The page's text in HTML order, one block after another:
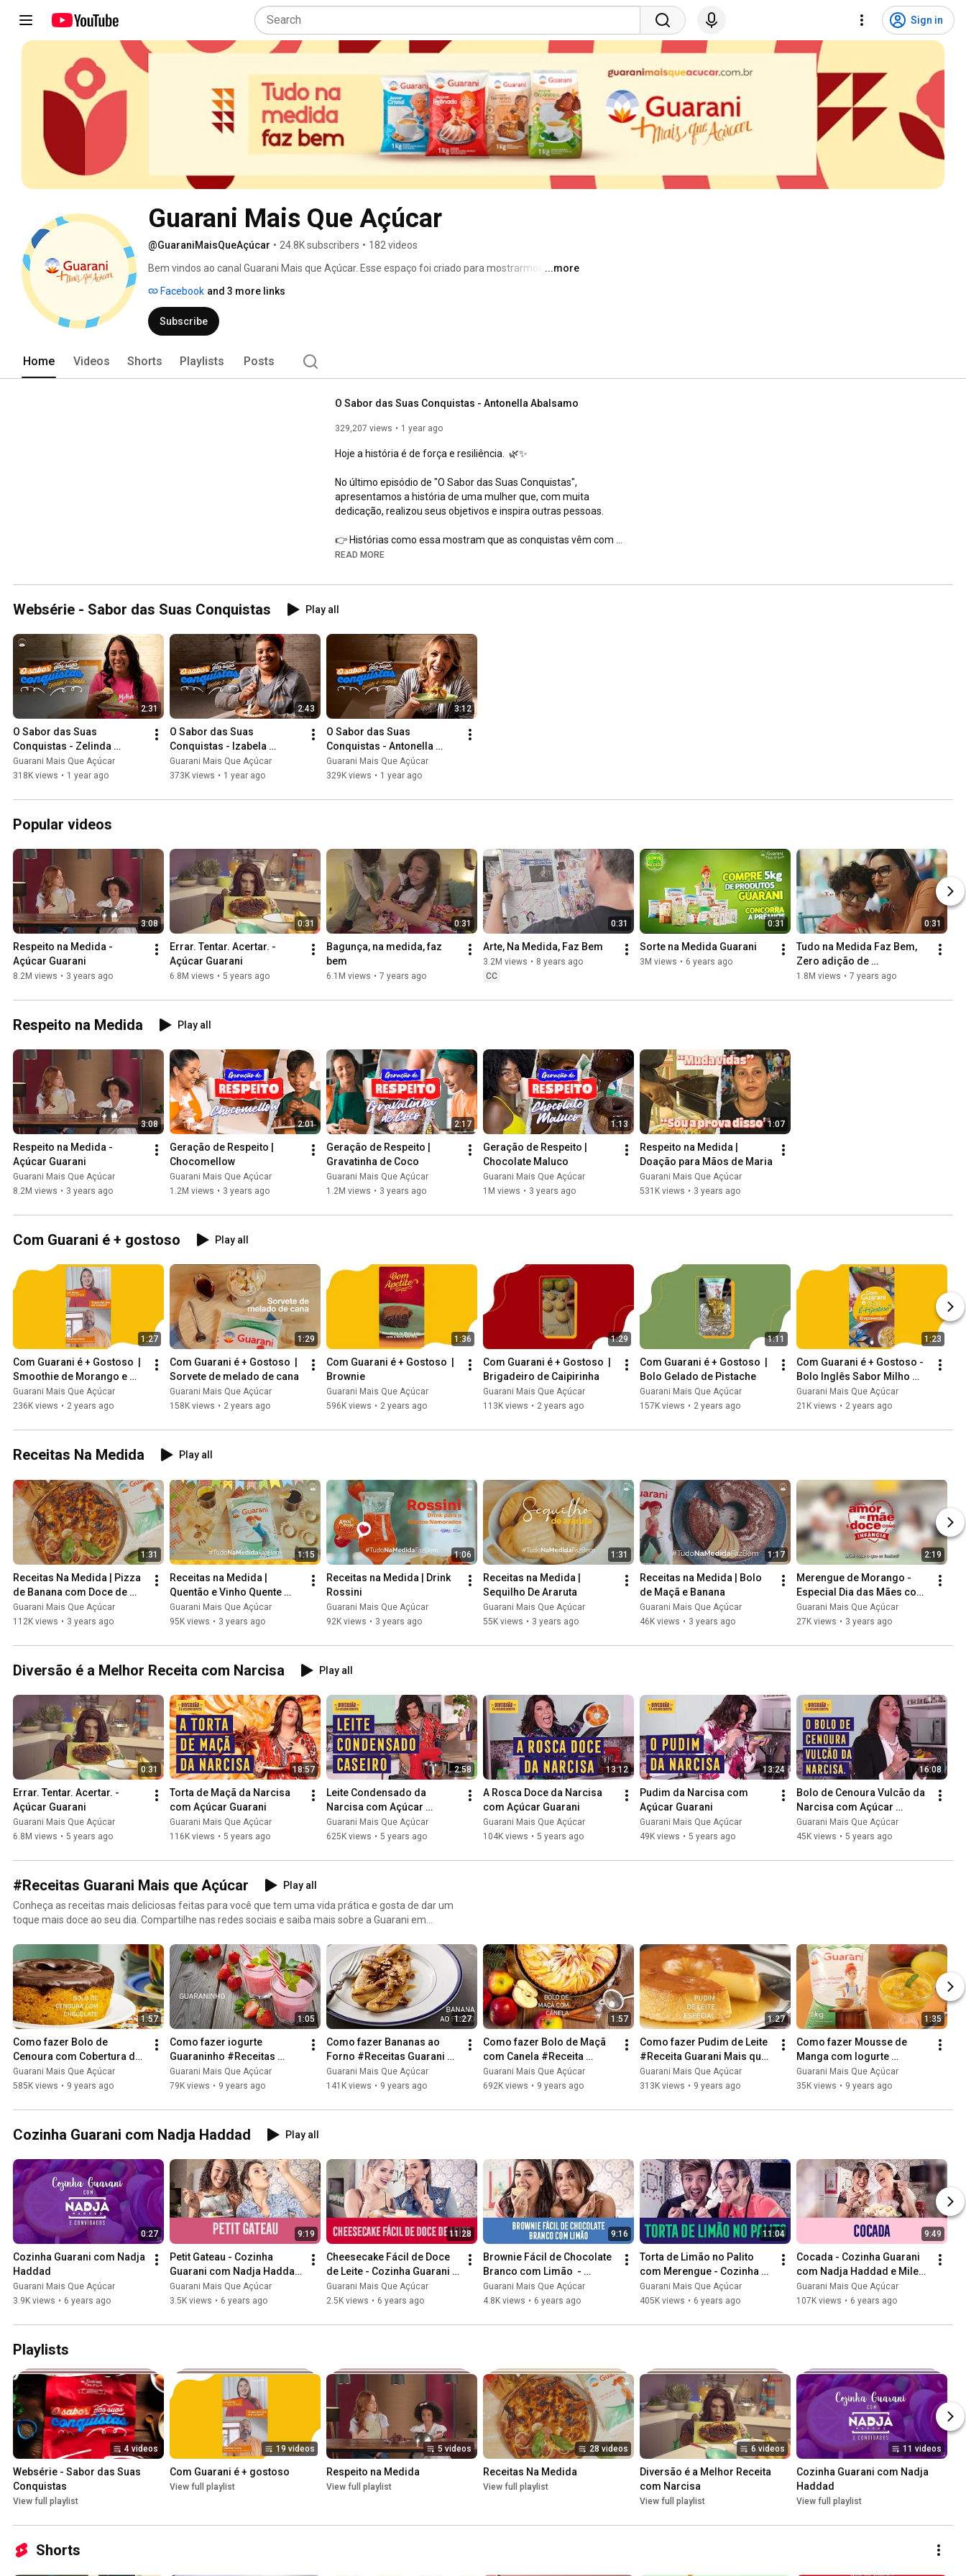
Sign in
Guarani Mais Que Açúcar
@GuaraniMaisQueAçúcar • 24.8K subscribers • 182 videos
Bem vindos ao canal Guarani Mais que Açúcar. Esse espaço foi criado para mostrarmos tudo
Experimente também os seguintes canais:
...more
Facebook and 3 more links
Subscribe
Home Videos Shorts Playlists Posts
O Sabor das Suas Conquistas - Antonella Abalsamo
329,207 views 1 year ago
Hoje a história é de força e resiliência.  🌿✨
No último episódio de "O Sabor das Suas Conquistas",
apresentamos a história de uma mulher que, com muita
dedicação, realizou seus objetivos e inspira outras pessoas.
👉 Histórias como essa mostram que as conquistas vêm com
trabalho, coragem e coração. ❤️
🔔 Inscreva-se no canal e ative o sininho para não perder os
READ MORE
Websérie - Sabor das Suas Conquistas Play all
2:31
O Sabor das Suas
Conquistas - Zelinda
Rodrigues
Guarani Mais Que Açúcar
318K views • 1 year ago
2:43
O Sabor das Suas
Conquistas - Izabela
Rodrigues
Guarani Mais Que Açúcar
373K views • 1 year ago
3:12
O Sabor das Suas
Conquistas - Antonella
Abalsamo
Guarani Mais Que Açúcar
329K views • 1 year ago
Popular videos
3:08
Respeito na Medida -
Açúcar Guarani
8.2M views • 3 years ago
0:31
Errar. Tentar. Acertar. -
Açúcar Guarani
6.8M views • 5 years ago
0:31
Bagunça, na medida, faz
bem
6.1M views • 7 years ago
0:31
Arte, Na Medida, Faz Bem
3.2M views • 8 years ago
CC
0:31
Sorte na Medida Guarani
3M views • 6 years ago
0:31
Tudo na Medida Faz Bem,
Zero adição de
sensibilidade
1.8M views • 7 years ago
Respeito na Medida Play all
3:08
Respeito na Medida -
Açúcar Guarani
Guarani Mais Que Açúcar
8.2M views • 3 years ago
2:01
Geração de Respeito |
Chocomellow
Guarani Mais Que Açúcar
1.2M views • 3 years ago
2:17
Geração de Respeito |
Gravatinha de Coco
Guarani Mais Que Açúcar
1.2M views • 3 years ago
1:13
Geração de Respeito |
Chocolate Maluco
Guarani Mais Que Açúcar
1M views • 3 years ago
1:07
Respeito na Medida |
Doação para Mãos de Maria
Guarani Mais Que Açúcar
531K views • 3 years ago
Com Guarani é + gostoso Play all
1:27
Com Guarani é + Gostoso  |
Smoothie de Morango e
Banana
Guarani Mais Que Açúcar
236K views • 2 years ago
1:29
Com Guarani é + Gostoso  |
Sorvete de melado de cana
Guarani Mais Que Açúcar
158K views • 2 years ago
1:36
Com Guarani é + Gostoso  |
Brownie
Guarani Mais Que Açúcar
596K views • 2 years ago
1:29
Com Guarani é + Gostoso  |
Brigadeiro de Caipirinha
Guarani Mais Que Açúcar
113K views • 2 years ago
1:11
Com Guarani é + Gostoso  |
Bolo Gelado de Pistache
Guarani Mais Que Açúcar
157K views • 2 years ago
1:23
Com Guarani é + Gostoso -
Bolo Inglês Sabor Milho
Kim (Bolo de Pote)
Guarani Mais Que Açúcar
21K views • 2 years ago
Receitas Na Medida Play all
1:31
Receitas Na Medida | Pizza
de Banana com Doce de
Leite e Calabresa.
Guarani Mais Que Açúcar
112K views • 3 years ago
1:15
Receitas na Medida |
Quentão e Vinho Quente
(Especial Festa Junina)
Guarani Mais Que Açúcar
95K views • 3 years ago
1:06
Receitas na Medida | Drink
Rossini
Guarani Mais Que Açúcar
92K views • 3 years ago
1:31
Receitas na Medida |
Sequilho De Araruta
Guarani Mais Que Açúcar
55K views • 3 years ago
1:17
Receitas na Medida | Bolo
de Maçã e Banana
Guarani Mais Que Açúcar
46K views • 3 years ago
2:19
Merengue de Morango -
Especial Dia das Mães com
Lais Souza
Guarani Mais Que Açúcar
27K views • 3 years ago
Diversão é a Melhor Receita com Narcisa Play all
0:31
Errar. Tentar. Acertar. -
Açúcar Guarani
Guarani Mais Que Açúcar
6.8M views • 5 years ago
18:57
Torta de Maçã da Narcisa
com Açúcar Guarani
Guarani Mais Que Açúcar
116K views • 5 years ago
2:58
Leite Condensado da
Narcisa com Açúcar
Guarani
Guarani Mais Que Açúcar
625K views • 5 years ago
13:12
A Rosca Doce da Narcisa
com Açúcar Guarani
Guarani Mais Que Açúcar
104K views • 5 years ago
13:24
Pudim da Narcisa com
Açúcar Guarani
Guarani Mais Que Açúcar
49K views • 5 years ago
16:08
Bolo de Cenoura Vulcão da
Narcisa com Açúcar
Guarani
Guarani Mais Que Açúcar
45K views • 5 years ago
#Receitas Guarani Mais que Açúcar
Play all
Conheça as receitas mais deliciosas feitas para você que tem uma vida prática e gosta de dar um
toque mais doce ao seu dia. Compartilhe nas redes sociais e saiba mais sobre a Guarani em
1:57
Como fazer Bolo de
Cenoura com Cobertura de
Chocolate #Receita Guarani
Mais que Açúcar
Guarani Mais Que Açúcar
585K views • 9 years ago
1:05
Como fazer iogurte
Guaraninho #Receitas
Guarani Mais que Açúcar
Guarani Mais Que Açúcar
79K views • 9 years ago
1:27
Como fazer Bananas ao
Forno #Receitas Guarani
Mais que Açúcar
Guarani Mais Que Açúcar
141K views • 9 years ago
1:57
Como fazer Bolo de Maçã
com Canela #Receita
Guarani Mais que Açúcar
Guarani Mais Que Açúcar
692K views • 9 years ago
1:27
Como fazer Pudim de Leite
#Receita Guarani Mais que
Açúcar
Guarani Mais Que Açúcar
313K views • 9 years ago
1:35
Como fazer Mousse de
Manga com Iogurte
#Receita Guarani Mais que
Açúcar
Guarani Mais Que Açúcar
35K views • 9 years ago
Cozinha Guarani com Nadja Haddad Play all
0:27
Cozinha Guarani com Nadja
Haddad
Guarani Mais Que Açúcar
3.9K views • 6 years ago
9:19
Petit Gateau - Cozinha
Guarani com Nadja Haddad
e Júlia Olliver
Guarani Mais Que Açúcar
3.5K views • 6 years ago
11:28
Cheesecake Fácil de Doce
de Leite - Cozinha Guarani
com Nadja Haddad e
Giovanna Chaves
Guarani Mais Que Açúcar
2.5K views • 6 years ago
9:16
Brownie Fácil de Chocolate
Branco com Limão  -
Cozinha Guarani com Nadja
Haddad e Cinthia Cruz
Guarani Mais Que Açúcar
4.8K views • 6 years ago
11:04
Torta de Limão no Palito
com Merengue - Cozinha
Guarani com Nadja Haddad
e Nicholas Torres
Guarani Mais Que Açúcar
405K views • 6 years ago
9:49
Cocada - Cozinha Guarani
com Nadja Haddad e Milene
Pavorô
Guarani Mais Que Açúcar
107K views • 6 years ago
Playlists
4 videos
Websérie - Sabor das Suas
Conquistas
View full playlist
19 videos
Com Guarani é + gostoso
View full playlist
5 videos
Respeito na Medida
View full playlist
28 videos
Receitas Na Medida
View full playlist
6 videos
Diversão é a Melhor Receita
com Narcisa
View full playlist
11 videos
Cozinha Guarani com Nadja
Haddad
View full playlist
Shorts